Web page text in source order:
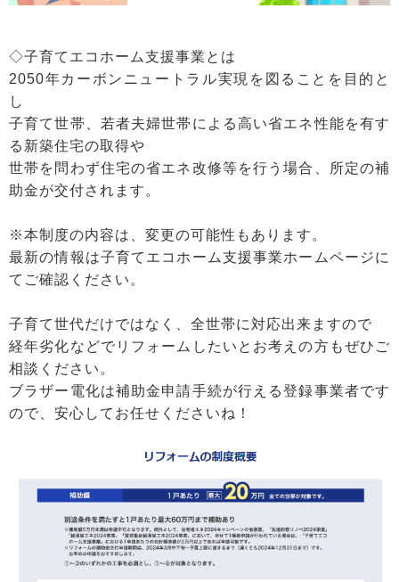
◇子育てエコホーム支援事業とは
2050年カーボンニュートラル実現を図ることを目的と
し
子育て世帯、若者夫婦世帯による高い省エネ性能を有す
る新築住宅の取得や
世帯を問わず住宅の省エネ改修等を行う場合、所定の補
助金が交付されます。
※本制度の内容は、変更の可能性もあります。
最新の情報は子育てエコホーム支援事業ホームページに
てご確認ください。
子育て世代だけではなく、全世帯に対応出来ますので
経年劣化などでリフォームしたいとお考えの方もぜひご
相談ください。
ブラザー電化は補助金申請手続が行える登録事業者です
ので、安心してお任せくださいね！